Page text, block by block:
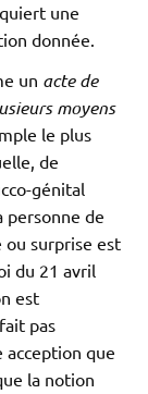
une
donnée.
un acte de
moyens
le plus
de
génital
personne de
ou surprise est
du 21 avril
est
pas
que
la notion